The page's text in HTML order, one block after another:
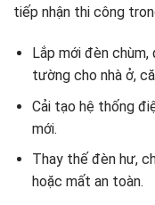
tiếp nhận thi công
Lắp mới đèn
tường cho nhà ở,
Cải tạo hệ thống
mới.
Thay thế đèn hư,
hoặc mất an toàn.